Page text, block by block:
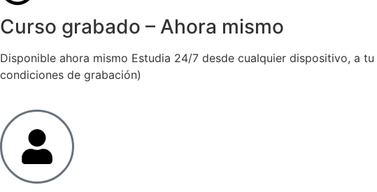
Curso grabado – Ahora mismo
Disponible ahora mismo Estudia 24/7 desde cualquier dispositivo, a
condiciones de grabación)